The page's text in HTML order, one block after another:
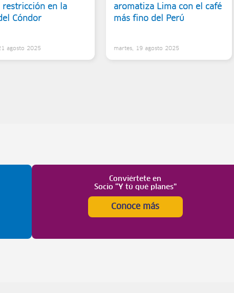
restricción en la
Cóndor
agosto 2025
aromatiza Lima con el café
más fino del Perú
martes, 19 agosto 2025
Conviértete en
Socio “Y tú qué planes”
Conoce más